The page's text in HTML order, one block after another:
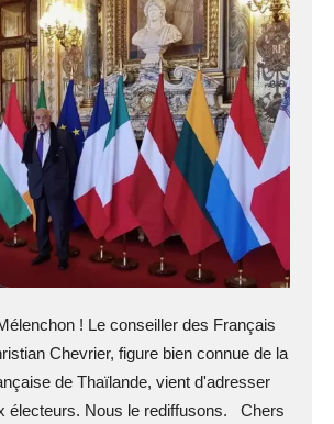
! Le conseiller des Français
Chevrier, figure bien connue de la
de Thaïlande, vient d'adresser
électeurs. Nous le rediffusons. Chers